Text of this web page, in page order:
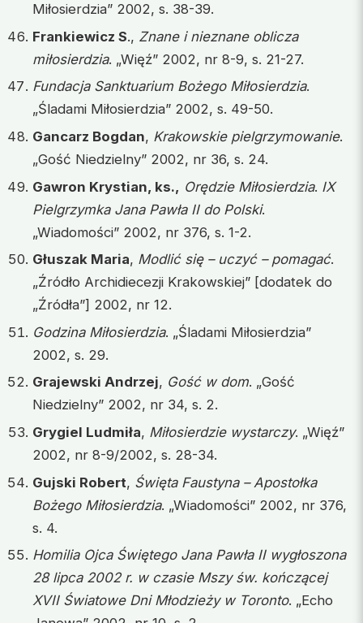
Miłosierdzia” 2002, s. 38-39.
Frankiewicz S., Znane i nieznane oblicza
miłosierdzia. „Więź” 2002, nr 8-9, s. 21-27.
Fundacja Sanktuarium Bożego Miłosierdzia.
„Śladami Miłosierdzia” 2002, s. 49-50.
Gancarz Bogdan, Krakowskie pielgrzymowanie.
„Gość Niedzielny” 2002, nr 36, s. 24.
Gawron Krystian, ks., Orędzie Miłosierdzia. IX
Pielgrzymka Jana Pawła II do Polski.
„Wiadomości” 2002, nr 376, s. 1-2.
Głuszak Maria, Modlić się – uczyć – pomagać.
„Źródło Archidiecezji Krakowskiej” [dodatek do
„Źródła”] 2002, nr 12.
Godzina Miłosierdzia. „Śladami Miłosierdzia”
2002, s. 29.
Grajewski Andrzej, Gość w dom. „Gość
Niedzielny” 2002, nr 34, s. 2.
Grygiel Ludmiła, Miłosierdzie wystarczy. „Więź”
2002, nr 8-9/2002, s. 28-34.
Gujski Robert, Święta Faustyna – Apostołka
Bożego Miłosierdzia. „Wiadomości” 2002, nr 376,
s. 4.
Homilia Ojca Świętego Jana Pawła II wygłoszona
28 lipca 2002 r. w czasie Mszy św. kończącej
XVII Światowe Dni Młodzieży w Toronto. „Echo